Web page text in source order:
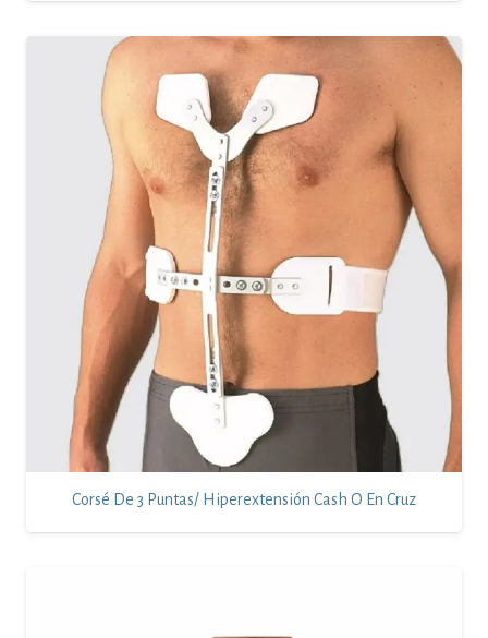
Corsé De 3 Puntas/ Hiperextensión Cash O En Cruz